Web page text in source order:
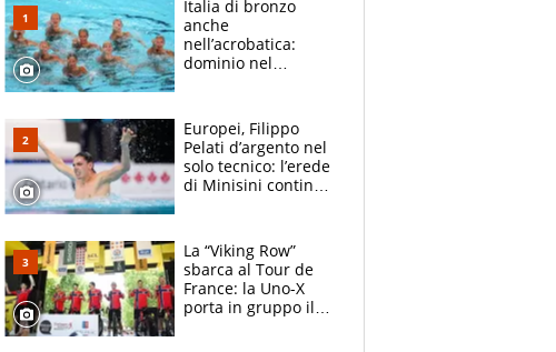
Italia di bronzo
anche
nell’acrobatica:
dominio nel
e compagni
continuare
Europei, Filippo
Pelati d’argento nel
solo tecnico: l’erede
di Minisini continua
mirino
La “Viking Row”
sbarca al Tour de
France: la Uno-X
porta in gruppo il